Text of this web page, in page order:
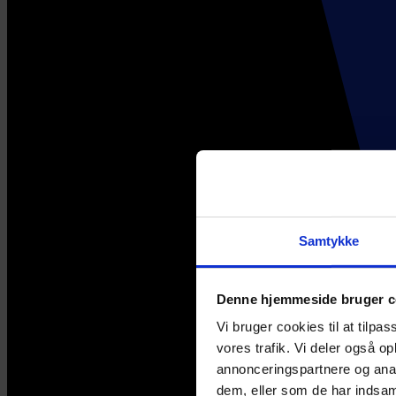
Samtykke
Denne hjemmeside bruger
Vi bruger cookies til at
vores trafik. Vi deler også
annonceringspartnere og
dem, eller som de har